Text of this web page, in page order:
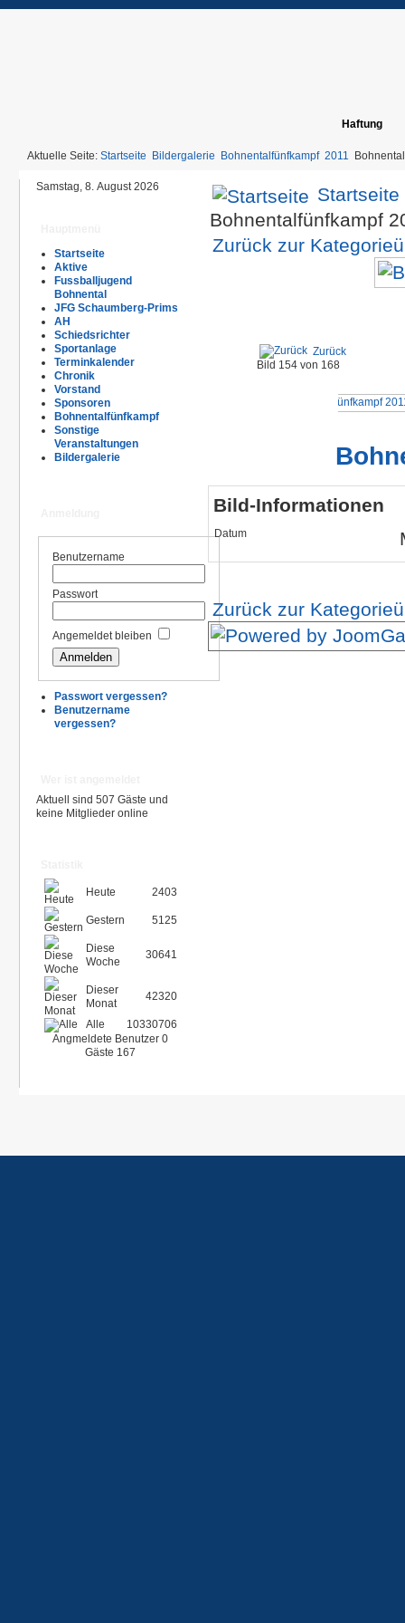
Haftung
Aktuelle Seite: Startseite Bildergalerie Bohnentalfünfkampf 2011
Samstag, 8. August 2026
Startseite
Aktive
Fussballjugend
Bohnental
JFG Schaumberg-Prims
AH
Schiedsrichter
Sportanlage
Terminkalender
Chronik
Vorstand
Sponsoren
Bohnentalfünfkampf
Sonstige
Veranstaltungen
Bildergalerie
Benutzername
Passwort
Angemeldet bleiben
Passwort vergessen?
Benutzername
vergessen?
Aktuell sind 507 Gäste und
keine Mitglieder online
Heute 2403
Gestern 5125
Diese
Woche
30641
Dieser
Monat
42320
Alle
10330706
Angmeldete Benutzer 0
Gäste 167
Startseite
Bohnentalfünfkampf
Zurück zur
Zurück
Bild 154 von 168
Bild-Informationen
Datum
Zurück zur